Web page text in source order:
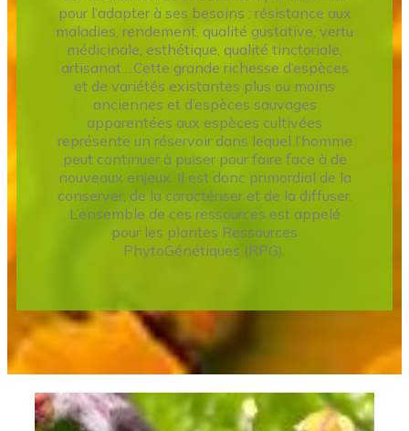
pour l’adapter à ses besoins : résistance aux
maladies, rendement, qualité gustative, vertu
médicinale, esthétique, qualité tinctoriale,
artisanat….Cette grande richesse d’espèces
et de variétés existantes plus ou moins
anciennes et d’espèces sauvages
apparentées aux espèces cultivées
représente un réservoir dans lequel l’homme
peut continuer à puiser pour faire face à de
nouveaux enjeux. Il est donc primordial de la
conserver, de la caractériser et de la diffuser.
L’ensemble de ces ressources est appelé
pour les plantes Ressources
PhytoGénétiques (RPG).